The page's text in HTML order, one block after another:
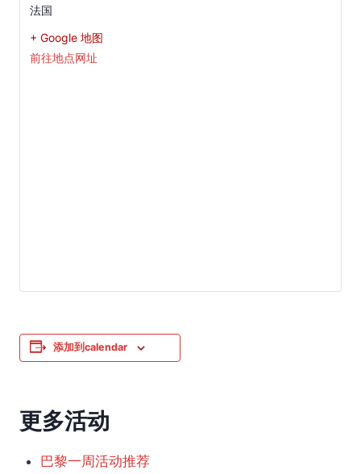
法国
+ Google 地图
前往地点网址
添加到calendar
更多活动
巴黎一周活动推荐